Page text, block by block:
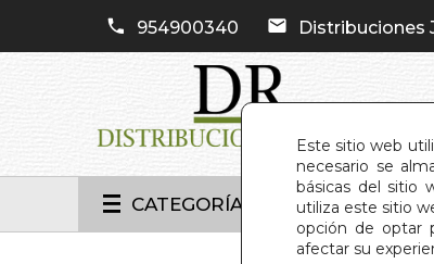
Este sitio web
necesario se
básicas del sitio
utiliza este sitio
opción de optar
afectar su
954900340 Distribuciones
CATEGORÍAS